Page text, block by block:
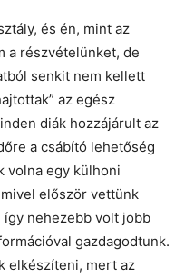
és én, mint az
a részvételünket, de
senkit nem kellett
az egész
diák hozzájárult az
a csábító lehetőség
volna egy külhoni
először vettünk
így nehezebb volt jobb
gazdagodtunk.
elkészíteni, mert az